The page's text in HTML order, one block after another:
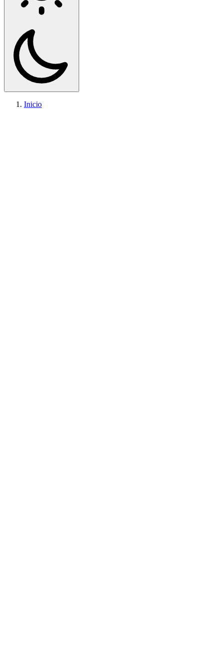
Inicio